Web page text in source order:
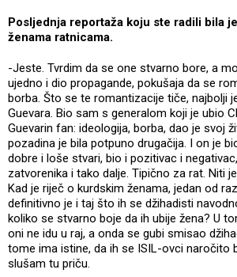
Posljednja reportaža koju ste radili bila
ženama ratnicama.
-Jeste. Tvrdim da se one stvarno bore, a
ujedno i dio propagande, pokušaja da se
borba. Što se te romantizacije tiče, najbolji
Guevara. Bio sam s generalom koji je ubio
Guevarin fan: ideologija, borba, dao je svoj
pozadina je bila potpuno drugačija. I on je
dobre i loše stvari, bio i pozitivac i
zatvorenika i tako dalje. Tipično za rat. Niti
Kad je riječ o kurdskim ženama, jedan od
definitivno je i taj što ih se džihadisti
koliko se stvarno boje da ih ubije žena? U
oni ne idu u raj, a onda se gubi smisao
tome ima istine, da ih se ISIL-ovci naročito
slušam tu priču.